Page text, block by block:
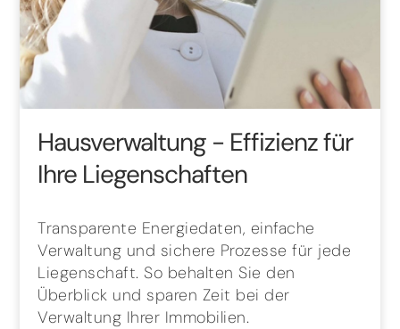
Hausverwaltung - Effizienz für
Ihre Liegenschaften
Transparente Energiedaten, einfache
Verwaltung und sichere Prozesse für jede
Liegenschaft. So behalten Sie den
Überblick und sparen Zeit bei der
Verwaltung Ihrer Immobilien.